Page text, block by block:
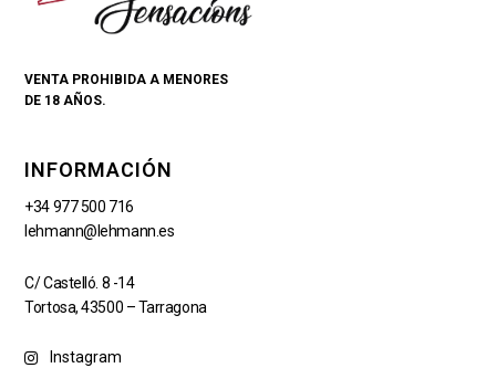
VENTA PROHIBIDA A MENORES
DE 18 AÑOS.
INFORMACIÓN
+34 977 500 716
lehmann@lehmann.es
C/ Castelló. 8 -14
Tortosa, 43500 – Tarragona
Instagram